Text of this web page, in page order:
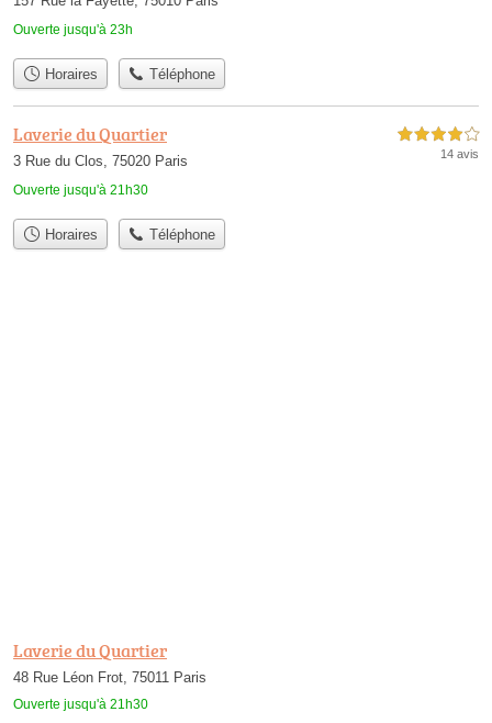
Ouverte jusqu'à 23h
Horaires Téléphone
Laverie du Quartier
3 Rue du Clos, 75020 Paris
Ouverte jusqu'à 21h30
4,0 étoiles sur 5
14 avis
Horaires Téléphone
Laverie du Quartier
48 Rue Léon Frot, 75011 Paris
Ouverte jusqu'à 21h30